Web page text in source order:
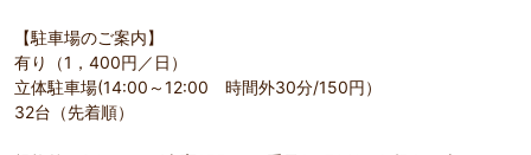
【駐車場のご案内】
有り（1，400円／日）
立体駐車場(14:00～12:00 時間外30分/150円）
32台（先着順）